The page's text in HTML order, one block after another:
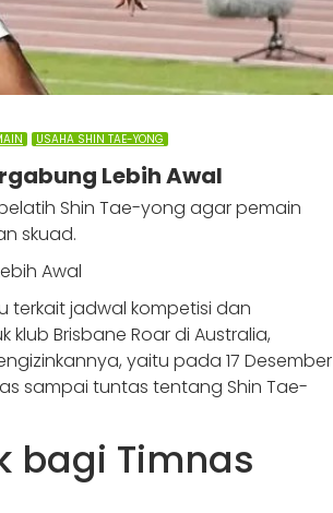
USAHA SHIN TAE-YONG
Lebih Awal
Shin Tae-yong agar pemain
skuad.
terkait jadwal kompetisi dan
Brisbane Roar di Australia,
yaitu pada 17 Desember
sampai tuntas tentang Shin Tae-
bagi Timnas